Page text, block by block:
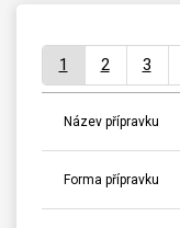
1 2 3
Název přípravku
Forma přípravku